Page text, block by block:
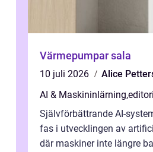
Värmepumpar sala
10 juli 2026
Alice
AI & Maskininlärning,
Självförbättrande AI-
fas i utvecklingen av
där maskiner inte längre